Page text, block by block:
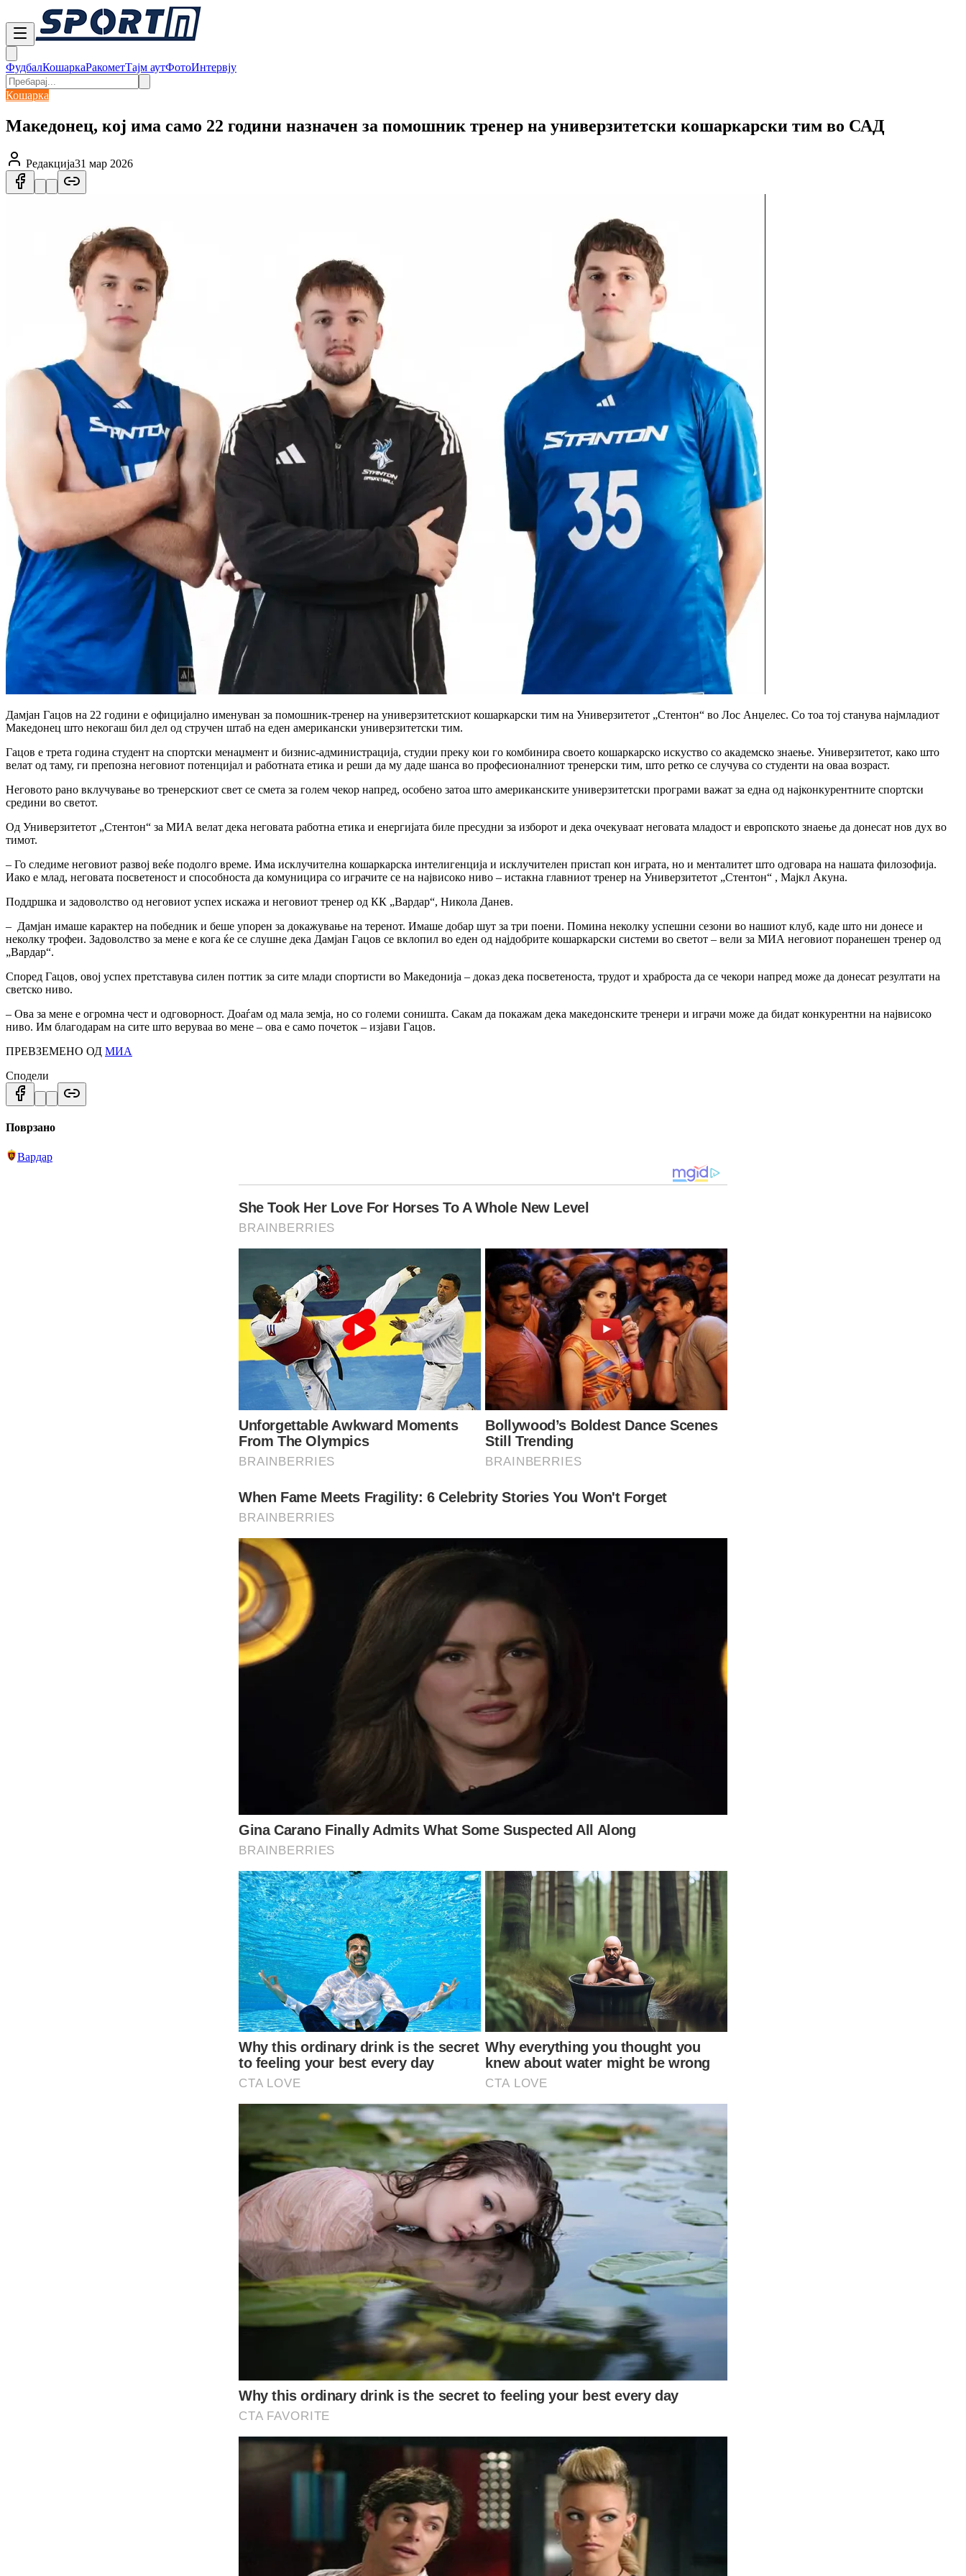
ФудбалКошаркаРакометТајм аутФотоИнтервју
Кошарка
Македонец, кој има само 22 години назначен за помошник тренер на универзитетски кошаркарски тим во САД
Редакција31 мар 2026
Дамјан Гацов на 22 години е официјално именуван за помошник-тренер на универзитетскиот кошаркарски тим на Универзитетот „Стентон“ во Лос Анџелес. Со тоа тој станува најмладиот
Мaкедонец што некогаш бил дел од стручен штаб на еден американски универзитетски тим.
Гацов е трета година студент на спортски менаџмент и бизнис-администрација, студии преку кои го комбинира своето кошаркарско искуство со академско знаење. Универзитетот, како што
велат од таму, ги препозна неговиот потенцијал и работната етика и реши да му даде шанса во професионалниот тренерски тим, што ретко се случува со студенти на оваа возраст.
Неговото рано вклучување во тренерскиот свет се смета за голем чекор напред, особено затоа што американските универзитетски програми важат за една од најконкурентните спортски
средини во светот.
Од Универзитетот „Стентон“ за МИА велат дека неговата работна етика и енергијата биле пресудни за изборот и дека очекуваат неговата младост и европското знаење да донесат нов дух во
тимот.
– Го следиме неговиот развој веќе подолго време. Има исклучителна кошаркарска интелигенција и исклучителен пристап кон играта, но и менталитет што одговара на нашата филозофија.
Иако е млад, неговата посветеност и способноста да комуницира со играчите се на највисоко ниво – истакна главниот тренер на Универзитетот „Стентон“ , Мајкл Акуна.
Поддршка и задоволство од неговиот успех искажа и неговиот тренер од КК „Вардар“, Никола Данев.
– Дамјан имаше карактер на победник и беше упорен за докажување на теренот. Имаше добар шут за три поени. Помина неколку успешни сезони во нашиот клуб, каде што ни донесе и
неколку трофеи. Задоволство за мене е кога ќе се слушне дека Дамјан Гацов се вклопил во еден од најдобрите кошаркарски системи во светот – вели за МИА неговиот поранешен тренер од
„Вардар“.
Според Гацов, овој успех претставува силен поттик за сите млади спортисти во Македонија – доказ дека посветеноста, трудот и храброста да се чекори напред може да донесат резултати на
светско ниво.
– Ова за мене е огромна чест и одговорност. Доаѓам од мала земја, но со големи соништа. Сакам да покажам дека македонските тренери и играчи може да бидат конкурентни на највисоко
ниво. Им благодарам на сите што веруваа во мене – ова е само почеток – изјави Гацов.
ПРЕВЗЕМЕНО ОД МИА
Сподели
Поврзано
Вардар